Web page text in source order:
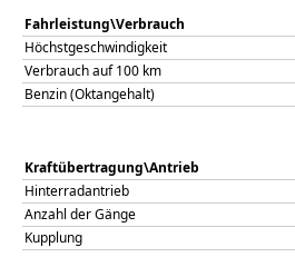
Fahrleistung\Verbrauch
Höchstgeschwindigkeit
Verbrauch auf 100 km
Benzin (Oktangehalt)
Kraftübertragung\Antrieb
Hinterradantrieb
Anzahl der Gänge
Kupplung